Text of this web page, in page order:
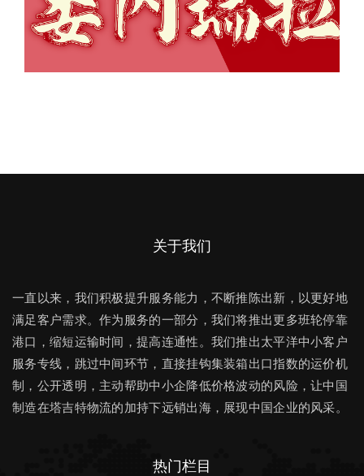
关于我们
一直以来，我们积极提升服务能力，不断推陈出新，以更好地
满足客户需求。作为服务的一部分，我们将推出更多班轮停靠
港口，缩短运输时间，提高连通性。我们推出太平洋中小客户
服务专线，跳过中间环节，直接挂钩集装箱出口指数的运价机
制，公开透明，主动帮助中小企降低价格波动的风险，让中国
制造在塔吉特物流的加持下远销出海，展现中国企业的风采。
热门栏目